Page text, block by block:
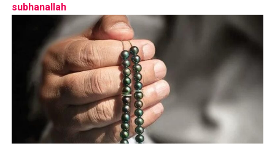
subhanallah